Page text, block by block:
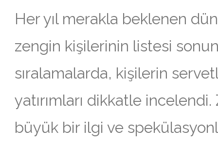
Her yıl merakla beklenen
zengin kişilerinin listesi
sıralamalarda, kişilerin
yatırımları dikkatle incelendi.
büyük bir ilgi ve